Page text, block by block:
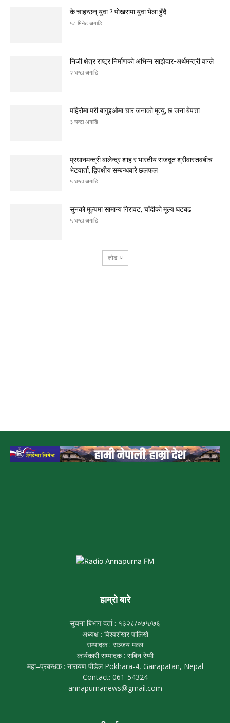
के चाहन्छन् युवा ? पाेखरामा युवा भेला हुँदै
५८ मिनेट अगाडि
निजी क्षेत्र राष्ट्र निर्माणको अभिन्न साझेदार-अर्थमन्त्री वाग्ले
२ घण्टा अगाडि
पहिरोमा परी बागुइओमा चार जनाको मृत्यु, छ जना बेपत्ता
३ घण्टा अगाडि
प्रधानमन्त्री बालेन्द्र शाह र भारतीय राजदूत श्रीवास्तवबीच
भेटवार्ता, द्विपक्षीय सम्बन्धबारे छलफल
५ घण्टा अगाडि
सुनको मूल्यमा सामान्य गिरावट, चाँदीको मूल्य घटबढ
५ घण्टा अगाडि
लोड
हाम्रो बारे
सुचना बिभाग दर्ता : १३२८/०७५/७६
अध्यक्ष : विश्वशंखर पालिखे
सम्पादक : सञ्जय मल्ल
कार्यकारी सम्पादक : सबिन रेग्मी
महा–प्रबन्धक : नारायण पौडेल Pokhara-4, Gairapatan, Nepal
Contact: 061-54324
annapurnanews@gmail.com